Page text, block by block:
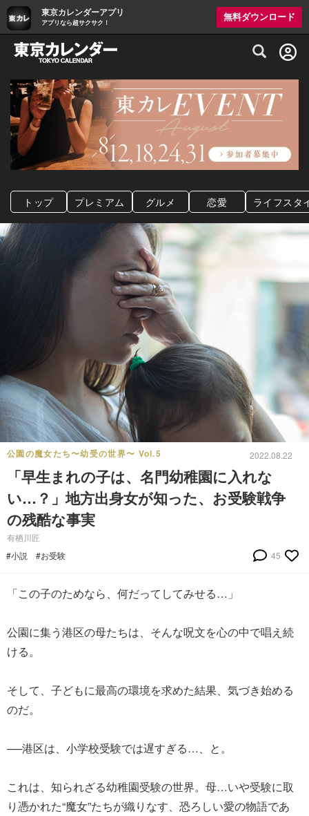
東京カレンダーアプリ
アプリなら超サクサク！
無料ダウンロード
グルメ情報・プレミアムレストラン予約
トップ プレミアム グルメ 恋愛 ライフスタ
公園の魔女たち〜幼受の世界〜 Vol.5 2022.08.22
「早生まれの子は、名門幼稚園に入れな
い…？」地方出身女が知った、お受験戦争
の残酷な事実
有栖川匠
#小説
#お受験 45
「この子のためなら、何だってしてみせる…」
公園に集う港区の母たちは、そんな呪文を心の中で唱え続
ける。
そして、子どもに最高の環境を求めた結果、気づき始める
のだ。
──港区は、小学校受験では遅すぎる…、と。
これは、知られざる幼稚園受験の世界。母…いや受験に取
り憑かれた“魔女”たちが織りなす、恐ろしい愛の物語であ